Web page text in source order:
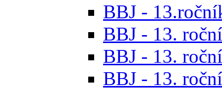
BBJ -
BBJ - 13.
BBJ - 13.
BBJ - 13.